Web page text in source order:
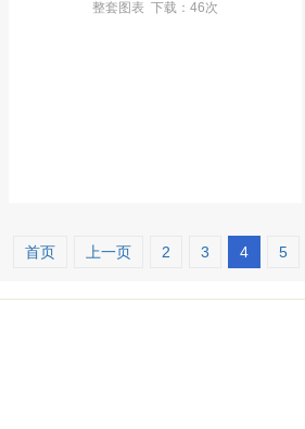
整套图表 下载 ：46次
首页 上一页 2 3 4 5